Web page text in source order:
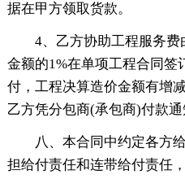
据在甲方领取货款。
4、乙方协助工程服务
金额的1%在单项工程合同签
付，工程决算造价金额有增
乙方凭分包商(承包商)付款通
八、本合同中约定各方
担给付责任和连带给付责任